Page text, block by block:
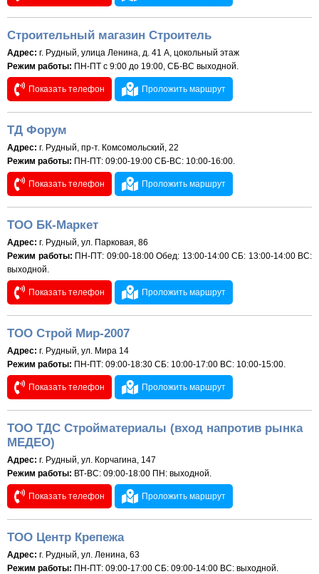
Строительный магазин Строитель
Адрес: г. Рудный, улица Ленина, д. 41 А, цокольный этаж
Режим работы: ПН-ПТ с 9:00 до 19:00, СБ-ВС выходной.
Показать телефон Проложить маршрут
ТД Форум
Адрес: г. Рудный, пр-т. Комсомольский, 22
Режим работы: ПН-ПТ: 09:00-19:00 СБ-ВС: 10:00-16:00.
Показать телефон Проложить маршрут
ТОО БК-Маркет
Адрес: г. Рудный, ул. Парковая, 86
Режим работы: ПН-ПТ: 09:00-18:00 Обед: 13:00-14:00 СБ: 13:00-14:00 ВС:
выходной.
Показать телефон Проложить маршрут
ТОО Строй Мир-2007
Адрес: г. Рудный, ул. Мира 14
Режим работы: ПН-ПТ: 09:00-18:30 СБ: 10:00-17:00 ВС: 10:00-15:00.
Показать телефон Проложить маршрут
ТОО ТДС Стройматериалы (вход напротив рынка
МЕДЕО)
Адрес: г. Рудный, ул. Корчагина, 147
Режим работы: ВТ-ВС: 09:00-18:00 ПН: выходной.
Показать телефон Проложить маршрут
ТОО Центр Крепежа
Адрес: г. Рудный, ул. Ленина, 63
Режим работы: ПН-ПТ: 09:00-17:00 СБ: 09:00-14:00 ВС: выходной.